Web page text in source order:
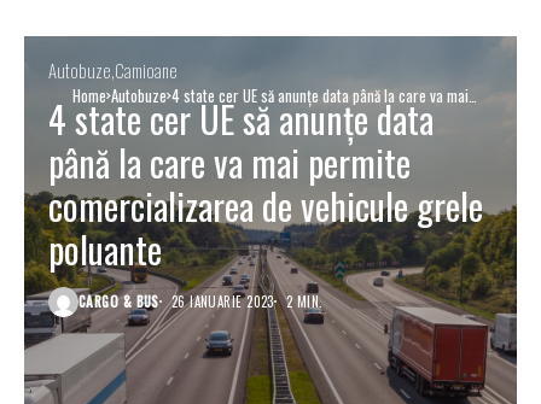
Home Autobuze 4 state cer UE să anunțe data până la care va mai
permite comercializarea de vehicule grele poluante
Autobuze Camioane
4 state cer UE să anunțe data
până la care va mai permite
comercializarea de vehicule grele
poluante
CARGO & BUS 26 IANUARIE 2023 2 MIN.